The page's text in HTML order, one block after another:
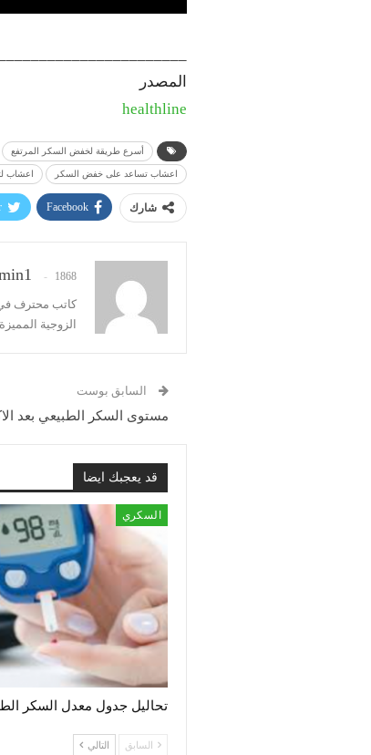
المصدر
healthline
أسرع طريقة لخفض السكر المرتفع
اعشاب تساعد على خفض السكر اعشاب
شارك Facebook
1868 المشاركات
كاتب محترف في
الزوجية المميزة
السابق بوست
مستوى السكر الطبيعي بعد
قد يعجبك ايضا
السكري
تحاليل جدول معدل السكر
السابق التالي